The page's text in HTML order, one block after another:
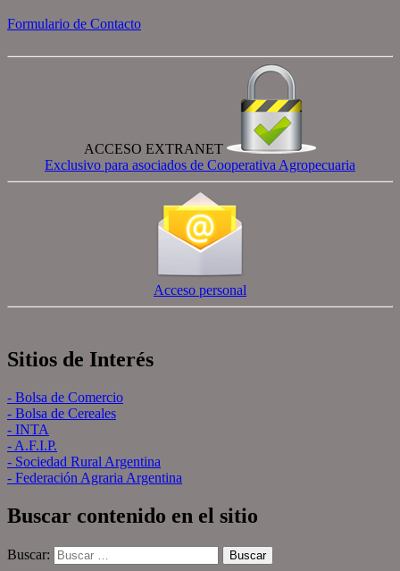
Formulario de Contacto
ACCESO EXTRANET
Exclusivo para asociados de Cooperativa Agropecuaria
Acceso personal
Sitios de Interés
- Bolsa de Comercio
- Bolsa de Cereales
- INTA
- A.F.I.P.
- Sociedad Rural Argentina
- Federación Agraria Argentina
Buscar contenido en el sitio
Buscar: